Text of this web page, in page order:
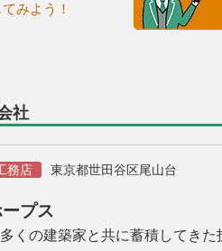
みよう！
社
務店 東京都世田谷区尾山台
プス
くの建築家と共に蓄積してき